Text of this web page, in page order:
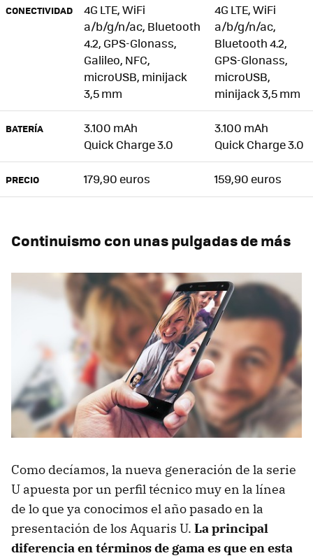
CONECTIVIDAD
4G LTE, WiFi
a/b/g/n/ac, Bluetooth
4.2, GPS-Glonass,
Galileo, NFC,
microUSB, minijack
3,5 mm
4G LTE, WiFi
a/b/g/n/ac,
Bluetooth 4.2,
GPS-Glonass,
microUSB,
minijack 3,5 mm
BATERÍA
3.100 mAh
Quick Charge 3.0
3.100 mAh
Quick Charge 3.0
PRECIO 179,90 euros 159,90 euros
Continuismo con unas pulgadas de más
Como decíamos, la nueva generación de la serie
U apuesta por un perfil técnico muy en la línea
de lo que ya conocimos el año pasado en la
presentación de los Aquaris U. La principal
diferencia en términos de gama es que en esta